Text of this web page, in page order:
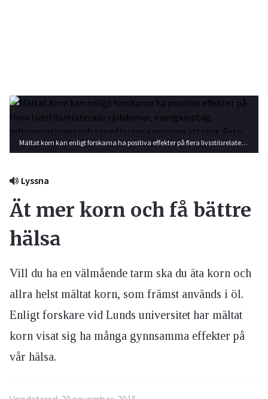
Mältat korn kan enligt forskarna ha positiva effekter på flera livsstilsrelaterade sjukdomar, energiupptag, inflammationer och tarmflorans sammansättning. Foto: Shutterstock
Lyssna
Ät mer korn och få bättre
hälsa
Vill du ha en välmående tarm ska du äta korn och
allra helst mältat korn, som främst används i öl.
Enligt forskare vid Lunds universitet har mältat
korn visat sig ha många gynnsamma effekter på
vår hälsa.